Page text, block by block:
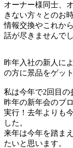
オーナー様同士、
きない方々とのお
情報交換やこれか
話が尽きませんでし
昨年入社の新人に
の方に景品をゲッ
私は今年で2回目の
昨年の新年会のブ
実行！去年よりも
した。
来年は今年を踏ま
たいと思います。